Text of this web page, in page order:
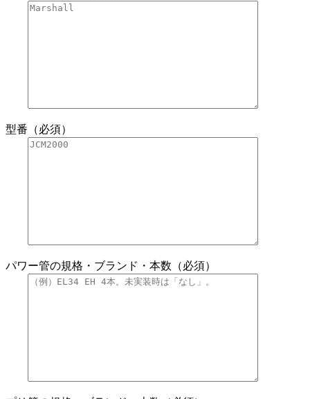
型番（必須）
パワー管の規格・ブランド・本数（必須）